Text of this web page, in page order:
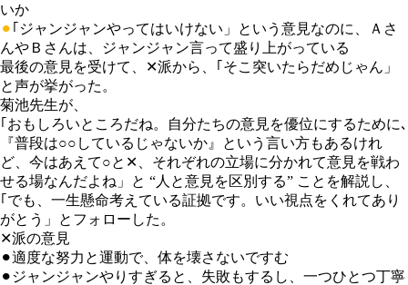
いか
⚫︎ ｢ジャンジャンやってはいけない」という意見なのに、Ａさ
んやＢさんは、ジャンジャン言って盛り上がっている
最後の意見を受けて、✕派から、｢そこ突いたらだめじゃん」
と声が挙がった。
菊池先生が、
｢おもしろいところだね。自分たちの意見を優位にするために､
『普段は○○しているじゃないか』という言い方もあるけれ
ど、今はあえて○と✕、それぞれの立場に分かれて意見を戦わ
せる場なんだよね」と “人と意見を区別する” ことを解説し、
｢でも、一生懸命考えている証拠です。いい視点をくれてあり
がとう」とフォローした。
✕派の意見
⚫︎適度な努力と運動で、体を壊さないですむ
⚫︎ ジャンジャンやりすぎると、失敗もするし、一つひとつ丁寧